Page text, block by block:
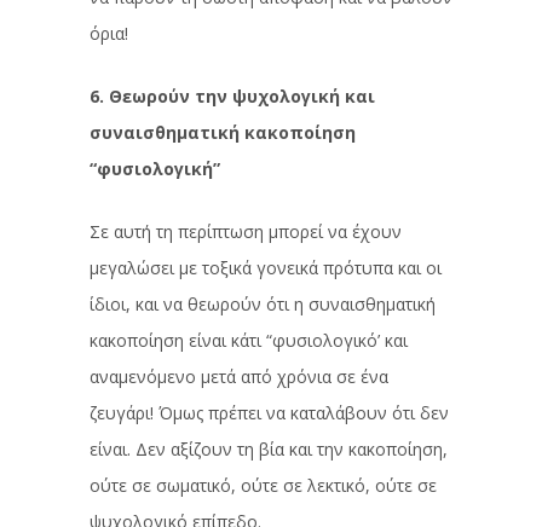
όρια!
6. Θεωρούν την ψυχολογική και
συναισθηματική κακοποίηση
“φυσιολογική”
Σε αυτή τη περίπτωση μπορεί να έχουν
μεγαλώσει με τοξικά γονεικά πρότυπα και οι
ίδιοι, και να θεωρούν ότι η συναισθηματική
κακοποίηση είναι κάτι “φυσιολογικό’ και
αναμενόμενο μετά από χρόνια σε ένα
ζευγάρι! Όμως πρέπει να καταλάβουν ότι δεν
είναι. Δεν αξίζουν τη βία και την κακοποίηση,
ούτε σε σωματικό, ούτε σε λεκτικό, ούτε σε
ψυχολογικό επίπεδο.